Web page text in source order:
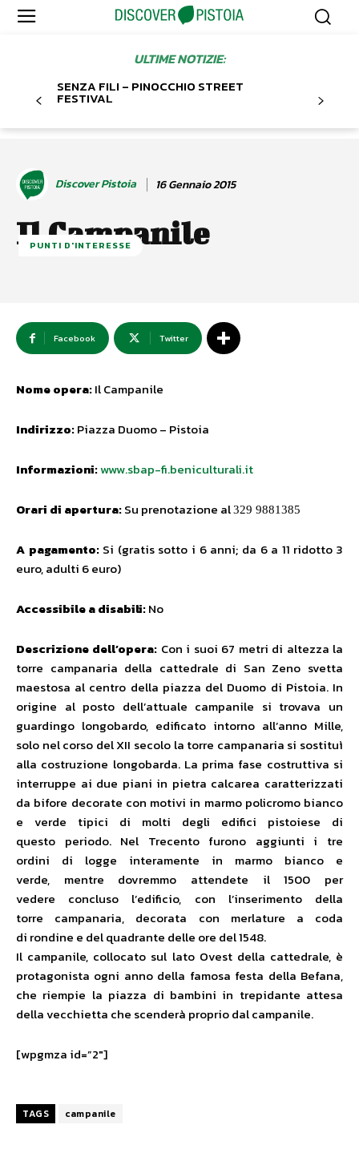
ULTIME NOTIZIE:
SENZA FILI – PINOCCHIO STREET
FESTIVAL
Discover Pistoia 16 Gennaio 2015
Il Campanile
PUNTI D'INTERESSE
Facebook Twitter
Nome opera:Il Campanile
Indirizzo:Piazza Duomo – Pistoia
Informazioni:www.sbap-fi.beniculturali.it
Orari di apertura:Su prenotazione al329 9881385
A pagamento:Si (gratis sotto i 6 anni; da 6 a 11 ridotto 3
euro, adulti 6 euro)
Accessibile a disabili:No
Descrizione dell’opera: Con i suoi 67 metri di altezza la
torre campanaria della cattedrale di San Zeno svetta
maestosa al centro della piazza del Duomo di Pistoia. In
origine al posto dell’attuale campanile si trovava un
guardingo longobardo, edificato intorno all’anno Mille,
solo nel corso del XII secolo la torre campanaria si sostituì
alla costruzione longobarda. La prima fase costruttiva si
interruppe ai due piani in pietra calcarea caratterizzati
da bifore decorate con motivi in marmo policromo bianco
e verde tipici di molti degli edifici pistoiese di
questo periodo. Nel Trecento furono aggiunti i tre
ordini di logge interamente in marmo bianco e
verde, mentre dovremmo attendete il 1500 per
vedere concluso l’edificio, con l’inserimento della
torre campanaria, decorata con merlature a coda
di rondine e del quadrante delle ore del 1548.
Il campanile, collocato sul lato Ovest della cattedrale, è
protagonista ogni anno della famosa festa della Befana,
che riempie la piazza di bambini in trepidante attesa
della vecchietta che scenderà proprio dal campanile.
[wpgmza id=”2″]
TAGS campanile